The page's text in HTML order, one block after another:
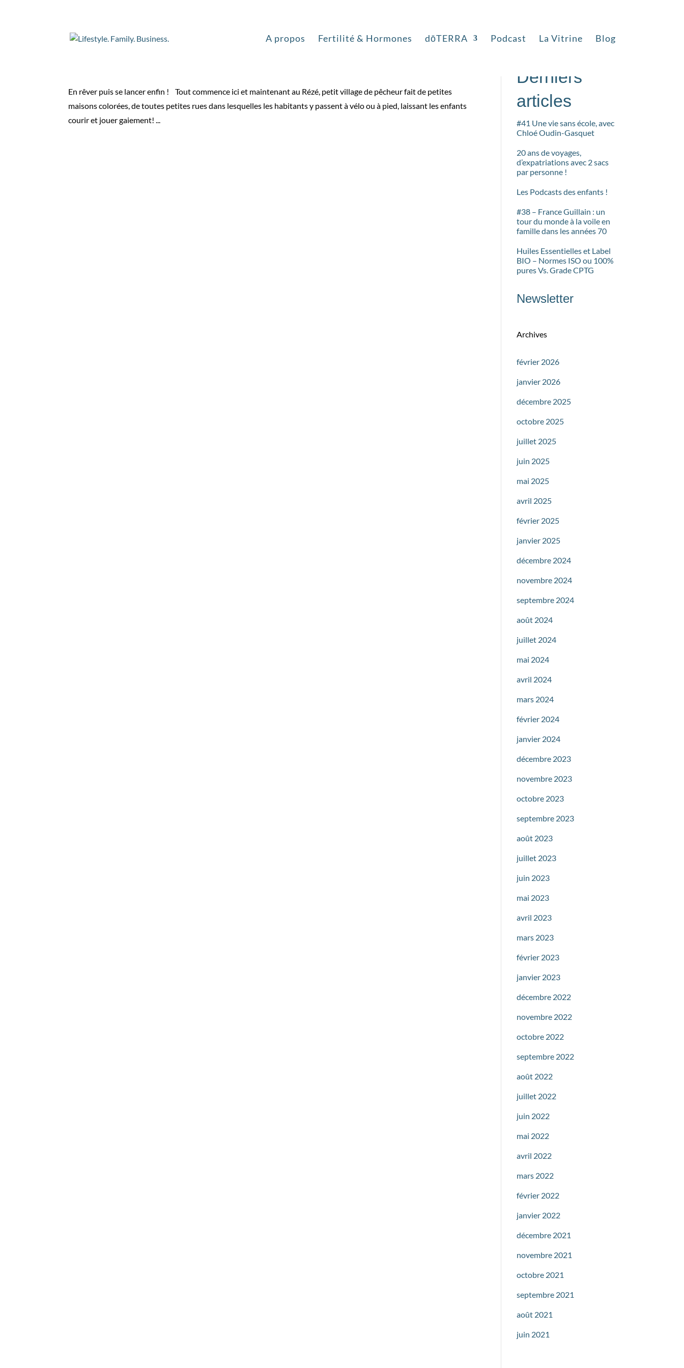
A propos Fertilité & Hormones dōTERRA Podcast La Vitrine Blog
Les premières formations techniques
En rêver puis se lancer enfin ! Tout commence ici et maintenant au Rézé, petit village de pêcheur fait de petites
maisons colorées, de toutes petites rues dans lesquelles les habitants y passent à vélo ou à pied, laissant les enfants
courir et jouer gaiement! ...
Rechercher
Derniers
articles
#41 Une vie sans école, avec
Chloé Oudin-Gasquet
20 ans de voyages,
d’expatriations avec 2 sacs
par personne !
Les Podcasts des enfants !
#38 – France Guillain : un
tour du monde à la voile en
famille dans les années 70
Huiles Essentielles et Label
BIO – Normes ISO ou 100%
pures Vs. Grade CPTG
Newsletter
Archives
février 2026
janvier 2026
décembre 2025
octobre 2025
juillet 2025
juin 2025
mai 2025
avril 2025
février 2025
janvier 2025
décembre 2024
novembre 2024
septembre 2024
août 2024
juillet 2024
mai 2024
avril 2024
mars 2024
février 2024
janvier 2024
décembre 2023
novembre 2023
octobre 2023
septembre 2023
août 2023
juillet 2023
juin 2023
mai 2023
avril 2023
mars 2023
février 2023
janvier 2023
décembre 2022
novembre 2022
octobre 2022
septembre 2022
août 2022
juillet 2022
juin 2022
mai 2022
avril 2022
mars 2022
février 2022
janvier 2022
décembre 2021
novembre 2021
octobre 2021
septembre 2021
août 2021
juin 2021